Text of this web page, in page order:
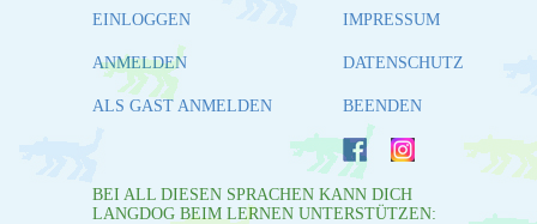
EINLOGGEN
ANMELDEN
ALS GAST ANMELDEN
IMPRESSUM
DATENSCHUTZ
BEENDEN
BEI ALL DIESEN SPRACHEN KANN DICH
LANGDOG BEIM LERNEN UNTERSTÜTZEN: